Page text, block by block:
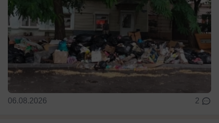
06.08.2026 2